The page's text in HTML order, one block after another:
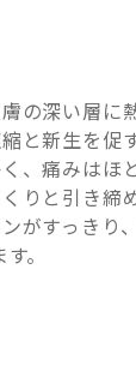
の深い層に
と新生を促
、痛みはほ
りと引き締
がすっきり
。